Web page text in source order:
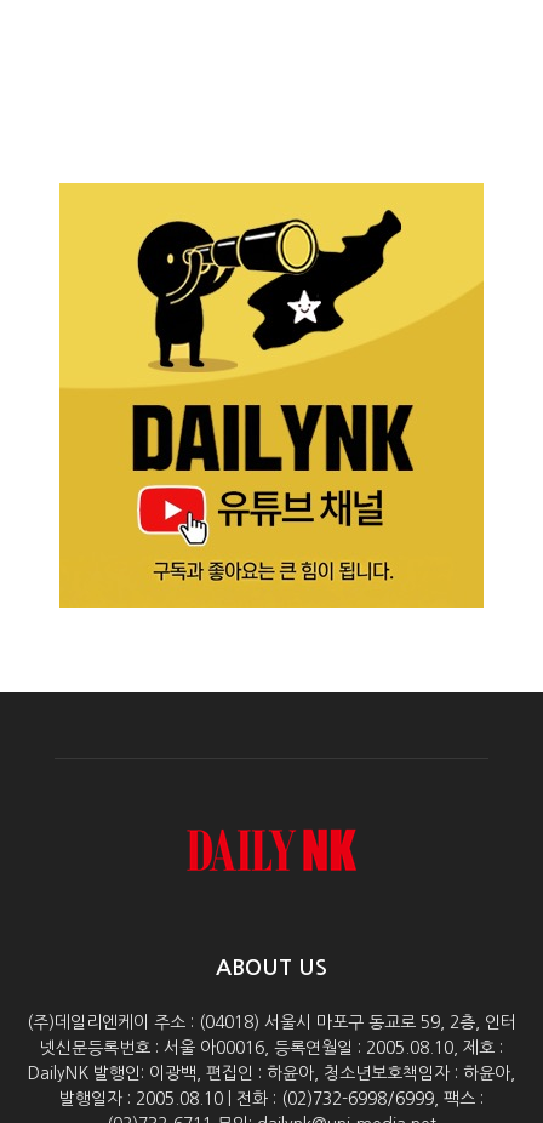
ABOUT US
(주)데일리엔케이 주소 : (04018) 서울시 마포구 동교로 59, 2층, 인터
넷신문등록번호 : 서울 아00016, 등록연월일 : 2005.08.10, 제호 :
DailyNK 발행인: 이광백, 편집인 : 하윤아, 청소년보호책임자 : 하윤아,
발행일자 : 2005.08.10 | 전화 : (02)732-6998/6999, 팩스 :